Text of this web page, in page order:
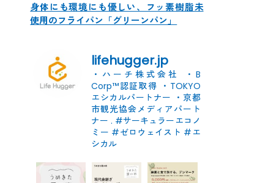
身体にも環境にも優しい、フッ素樹脂未
使用のフライパン「グリーンパン」
lifehugger.jp
・ハーチ株式会社
・B
Corp™認証取得 ・TOKYO
エシカルパートナー ・京都
市観光協会メディアパート
ナー . #サーキュラーエコノ
ミー #ゼロウェイスト #エ
シカル